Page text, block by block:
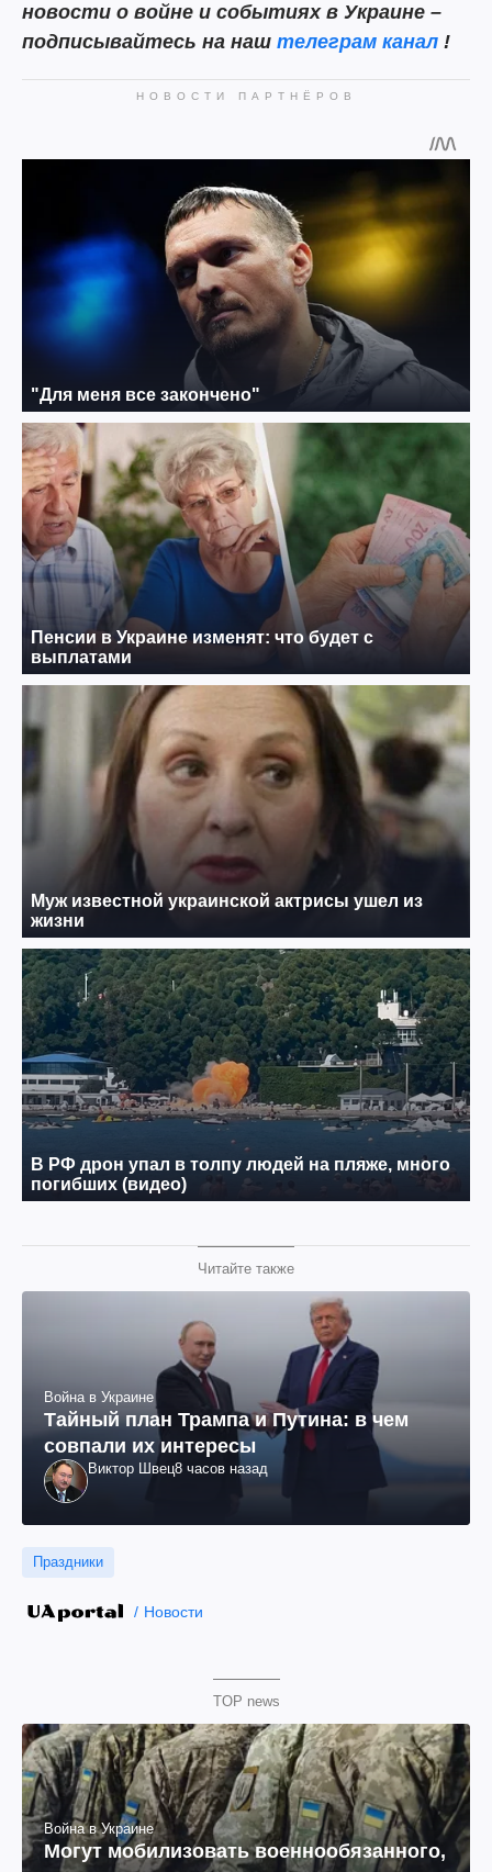
новости о войне и событиях в Украине –
подписывайтесь на наш телеграм канал !
Читайте также
Война в Украине
Тайный план Трампа и Путина: в чем
совпали их интересы
Виктор Швец8 часов назад
Праздники
Новости
TOP news
Война в Украине
Могут мобилизовать военнообязанного,